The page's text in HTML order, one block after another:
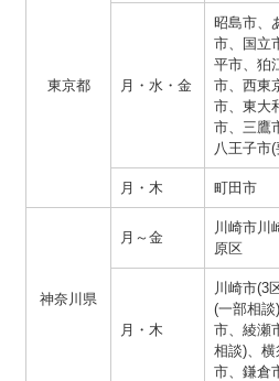
東京都 月・水・金
昭島市、
市、国立
平市、狛
市、西東
市、東大
市、三鷹
八王子市
月・木 町田市
神奈川県
月～金
川崎市川
原区
月・木
川崎市(3
(一部相談
市、綾瀬
相談)、
市、鎌倉